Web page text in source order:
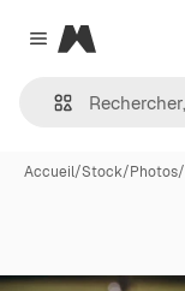
Close menu
Magnific
Accueil/Stock/Photos/